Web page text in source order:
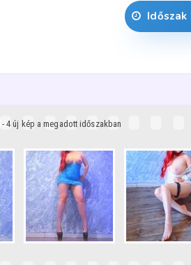
- 4 új kép a megadott időszakban